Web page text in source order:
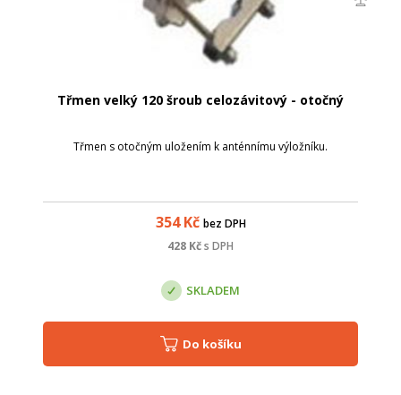
Třmen velký 120 šroub celozávitový - otočný
Třmen s otočným uložením k anténnímu výložníku.
354Kč bez DPH
428 Kčs DPH
SKLADEM
Do košíku